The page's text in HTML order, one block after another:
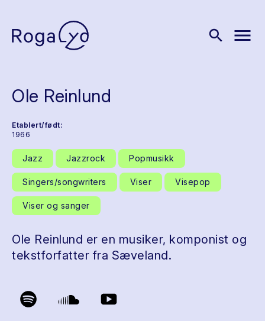
search menu
Ole Reinlund
Etablert/født:
1966
Jazz Jazzrock Popmusikk
Singers/songwriters Viser Visepop
Viser og sanger
Ole Reinlund er en musiker, komponist og
tekstforfatter fra Sæveland.